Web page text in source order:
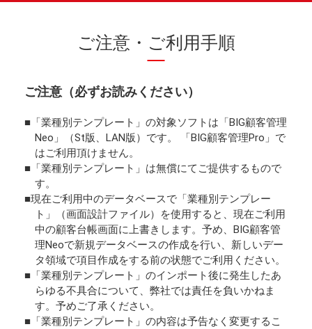
ご注意・ご利用手順
ご注意（必ずお読みください）
「業種別テンプレート」の対象ソフトは「BIG顧客管理
Neo」（St版、LAN版）です。 「BIG顧客管理Pro」で
はご利用頂けません。
「業種別テンプレート」は無償にてご提供するもので
す。
現在ご利用中のデータベースで「業種別テンプレー
ト」（画面設計ファイル）を使用すると、現在ご利用
中の顧客台帳画面に上書きします。予め、BIG顧客管
理Neoで新規データベースの作成を行い、新しいデー
タ領域で項目作成をする前の状態でご利用ください。
「業種別テンプレート」のインポート後に発生したあ
らゆる不具合について、弊社では責任を負いかねま
す。予めご了承ください。
「業種別テンプレート」の内容は予告なく変更するこ